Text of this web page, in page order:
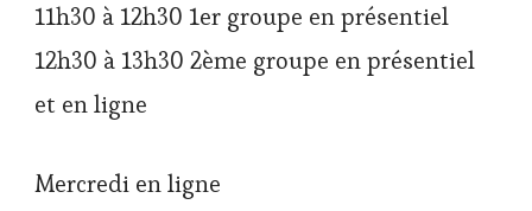
11h30 à 12h30 1er groupe en présentiel
12h30 à 13h30 2ème groupe en présentiel
et en ligne
Mercredi en ligne